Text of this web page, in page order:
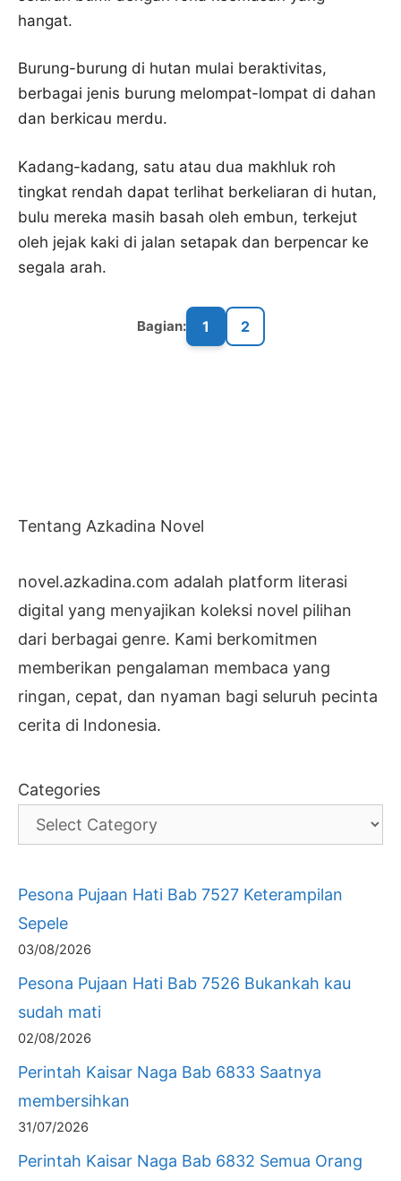
hangat.
Burung-burung di hutan mulai beraktivitas,
berbagai jenis burung melompat-lompat di dahan
dan berkicau merdu.
Kadang-kadang, satu atau dua makhluk roh
tingkat rendah dapat terlihat berkeliaran di hutan,
bulu mereka masih basah oleh embun, terkejut
oleh jejak kaki di jalan setapak dan berpencar ke
segala arah.
Bagian: 1 2
Tentang Azkadina Novel
novel.azkadina.com adalah platform literasi
digital yang menyajikan koleksi novel pilihan
dari berbagai genre. Kami berkomitmen
memberikan pengalaman membaca yang
ringan, cepat, dan nyaman bagi seluruh pecinta
cerita di Indonesia.
Categories
Pesona Pujaan Hati Bab 7527 Keterampilan
Sepele
03/08/2026
Pesona Pujaan Hati Bab 7526 Bukankah kau
sudah mati
02/08/2026
Perintah Kaisar Naga Bab 6833 Saatnya
membersihkan
31/07/2026
Perintah Kaisar Naga Bab 6832 Semua Orang